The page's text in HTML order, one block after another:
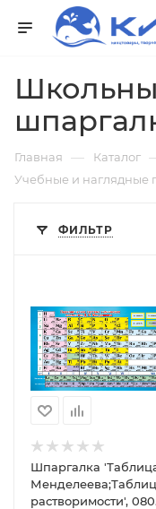
Главная — Каталог
Учебные и наглядные
ФИЛЬТР
Шпаргалка
растворимости',